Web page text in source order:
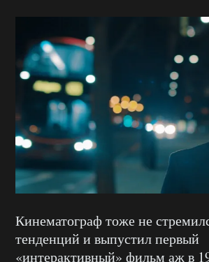
Кинематограф тоже не
тенденций и выпустил первый
«интерактивный» фильм аж в